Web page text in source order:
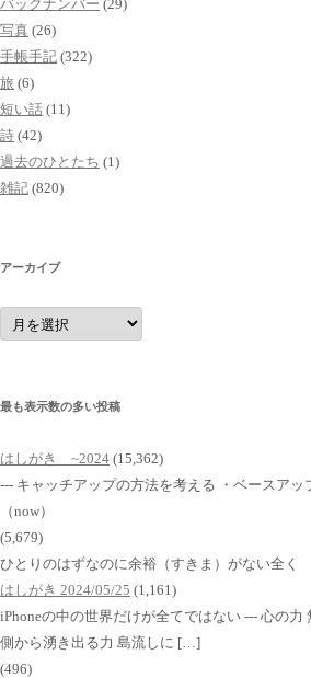
バックナンバー (29)
写真 (26)
手帳手記 (322)
旅 (6)
短い話 (11)
詩 (42)
過去のひとたち (1)
雑記 (820)
アーカイブ
ア
イ
ブ
最も表示数の多い投稿
はしがき ~2024 (15,362)
--- キャッチアップの方法を考える ・ベースアッ
（now）
(5,679)
ひとりのはずなのに余裕（すきま）がない全く
はしがき 2024/05/25 (1,161)
iPhoneの中の世界だけが全てではない --- 心の力
側から湧き出る力 島流しに […]
(496)